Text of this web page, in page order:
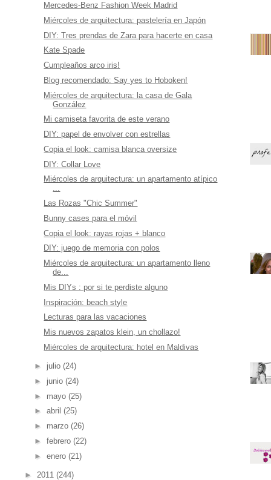
Mercedes-Benz Fashion Week Madrid
Miércoles de arquitectura: pastelería en Japón
DIY: Tres prendas de Zara para hacerte en casa
Kate Spade
Cumpleaños arco iris!
Blog recomendado: Say yes to Hoboken!
Miércoles de arquitectura: la casa de Gala
González
Mi camiseta favorita de este verano
DIY: papel de envolver con estrellas
Copia el look: camisa blanca oversize
DIY: Collar Love
Miércoles de arquitectura: un apartamento atípico
...
Las Rozas "Chic Summer"
Bunny cases para el móvil
Copia el look: rayas rojas + blanco
DIY: juego de memoria con polos
Miércoles de arquitectura: un apartamento lleno
de...
Mis DIYs : por si te perdiste alguno
Inspiración: beach style
Lecturas para las vacaciones
Mis nuevos zapatos klein, un chollazo!
Miércoles de arquitectura: hotel en Maldivas
► julio (24)
► junio (24)
► mayo (25)
► abril (25)
► marzo (26)
► febrero (22)
► enero (21)
► 2011 (244)